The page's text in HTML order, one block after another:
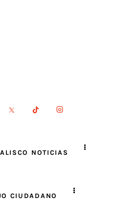
NOTICIAS
CIUDADANO